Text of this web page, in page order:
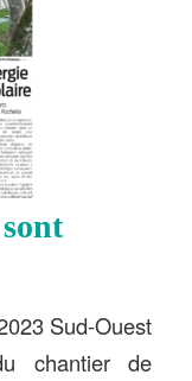
Sud-Ouest
chantier de